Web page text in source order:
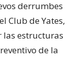
derrumbes
Club de Yates,
las estructuras
de la